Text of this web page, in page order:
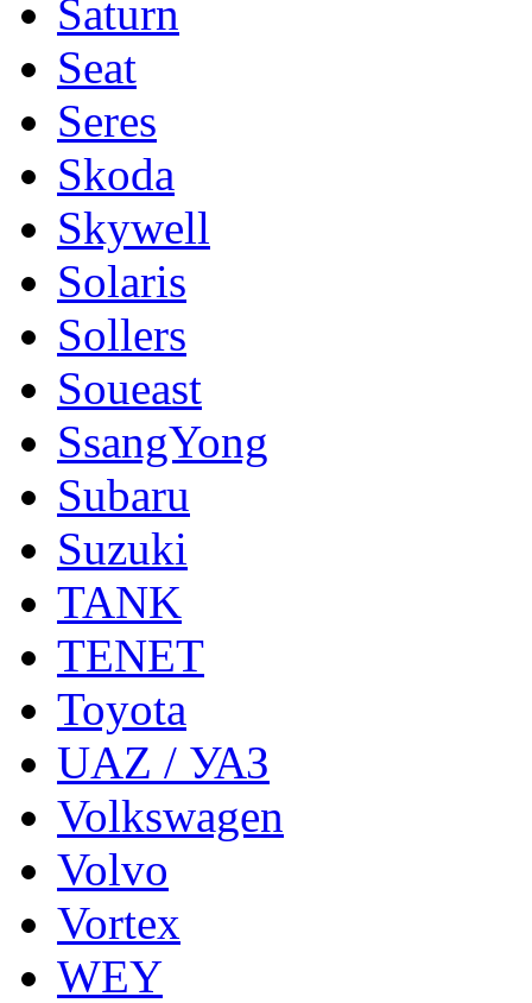
Saturn
Seat
Seres
Skoda
Skywell
Solaris
Sollers
Soueast
SsangYong
Subaru
Suzuki
TANK
TENET
Toyota
UAZ / УАЗ
Volkswagen
Volvo
Vortex
WEY